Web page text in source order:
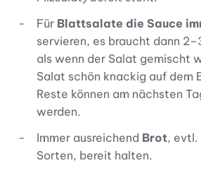
Für Blattsalate die Sauce
servieren, es braucht dann
als wenn der Salat gemischt
Salat schön knackig auf dem
Reste können am nächsten
werden.
Immer ausreichend Brot, evtl.
Sorten, bereit halten.